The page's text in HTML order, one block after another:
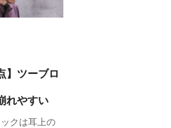
】ツーブロ
れやすい
クは耳上の